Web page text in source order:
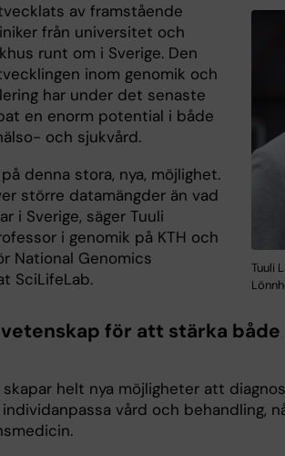
Tuuli
av framstående
från universitet och
runt om i Sverige. Den
inom genomik och
har under det senaste
en enorm potential i både
och sjukvård.
denna stora, nya, möjlighet.
större datamängder än vad
i Sverige, säger Tuuli
i genomik på KTH och
National Genomics
SciLifeLab.
för att stärka
helt nya möjligheter att
vård och behandling,